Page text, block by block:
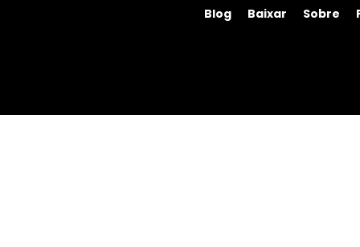
Blog Baixar Sobre